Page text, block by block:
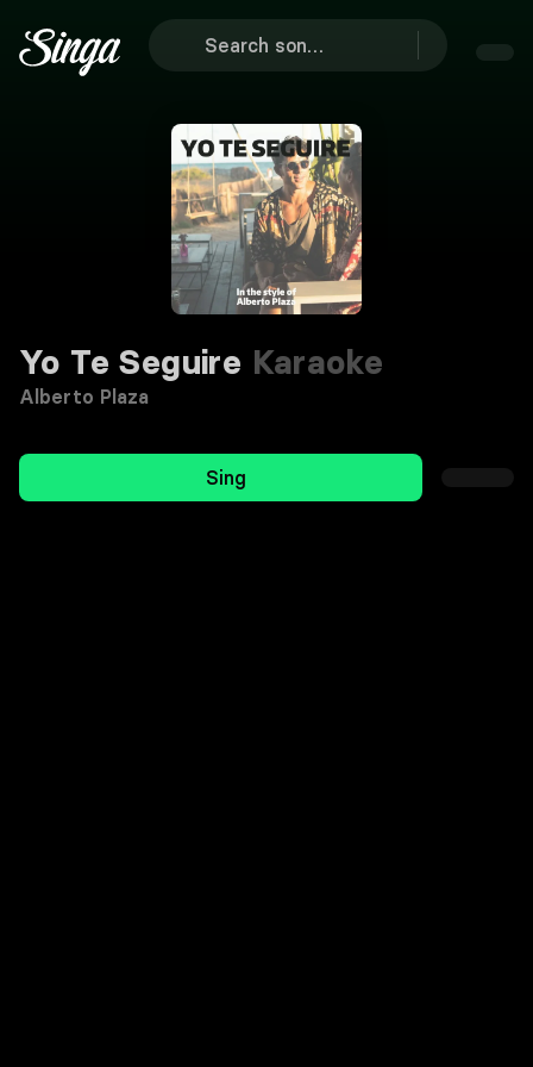
Yo Te Seguire Karaoke
Alberto Plaza
Sing